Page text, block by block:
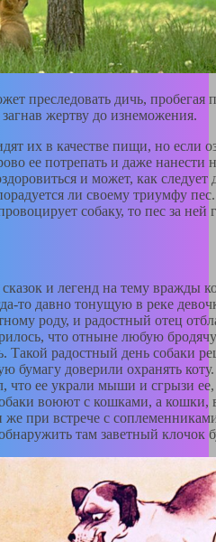
преследовать дичь, пробегая
жертву до изнеможения.
их в качестве пищи, но если
ее потрепать и даже
и может, как следует
ли своему триумфу
собаку, то пес за ней
и легенд на тему вражды
то давно тонущую в реке
роду, и радостный отец
что отныне любую
Такой радостный день собаки
бумагу доверили охранять
что ее украли мыши и сгрызи
воюют с кошками, а кошки,
при встрече с
там заветный клочок